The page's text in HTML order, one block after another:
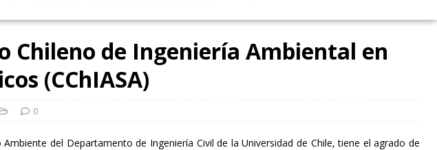
Chileno de Ingeniería Ambiental en
(CChIASA)
0
del Departamento de Ingeniería Civil de la Universidad de Chile, tiene el agrado de